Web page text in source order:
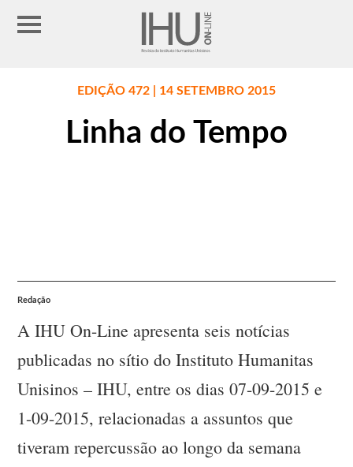
EDIÇÃO 472 | 14 SETEMBRO 2015
Linha do Tempo
Redação
A IHU On-Line apresenta seis notícias
publicadas no sítio do Instituto Humanitas
Unisinos – IHU, entre os dias 07-09-2015 e
1-09-2015, relacionadas a assuntos que
tiveram repercussão ao longo da semana